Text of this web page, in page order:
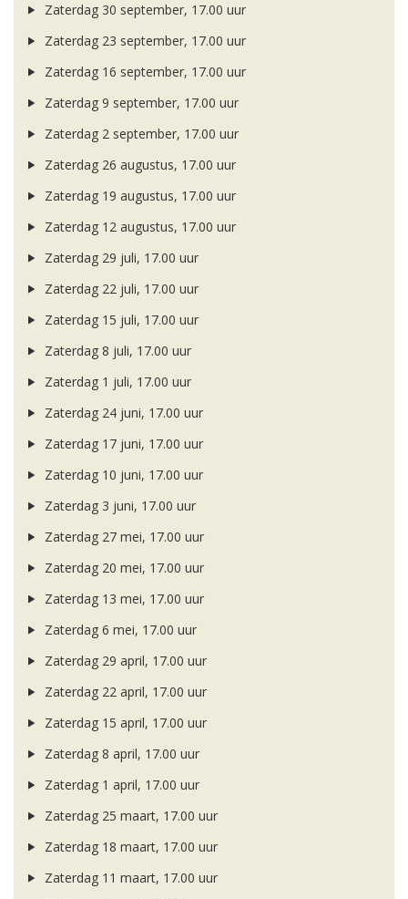
Zaterdag 30 september, 17.00 uur
Zaterdag 23 september, 17.00 uur
Zaterdag 16 september, 17.00 uur
Zaterdag 9 september, 17.00 uur
Zaterdag 2 september, 17.00 uur
Zaterdag 26 augustus, 17.00 uur
Zaterdag 19 augustus, 17.00 uur
Zaterdag 12 augustus, 17.00 uur
Zaterdag 29 juli, 17.00 uur
Zaterdag 22 juli, 17.00 uur
Zaterdag 15 juli, 17.00 uur
Zaterdag 8 juli, 17.00 uur
Zaterdag 1 juli, 17.00 uur
Zaterdag 24 juni, 17.00 uur
Zaterdag 17 juni, 17.00 uur
Zaterdag 10 juni, 17.00 uur
Zaterdag 3 juni, 17.00 uur
Zaterdag 27 mei, 17.00 uur
Zaterdag 20 mei, 17.00 uur
Zaterdag 13 mei, 17.00 uur
Zaterdag 6 mei, 17.00 uur
Zaterdag 29 april, 17.00 uur
Zaterdag 22 april, 17.00 uur
Zaterdag 15 april, 17.00 uur
Zaterdag 8 april, 17.00 uur
Zaterdag 1 april, 17.00 uur
Zaterdag 25 maart, 17.00 uur
Zaterdag 18 maart, 17.00 uur
Zaterdag 11 maart, 17.00 uur